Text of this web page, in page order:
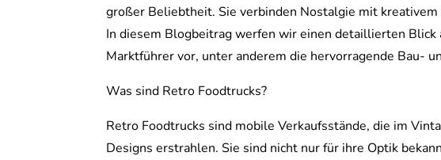
großer Beliebtheit. Sie verbinden Nostalgie mit
In diesem Blogbeitrag werfen wir einen detaillierten
Marktführer vor, unter anderem die hervorragende Bau-
Was sind Retro Foodtrucks?
Retro Foodtrucks sind mobile Verkaufsstände, die im
Designs erstrahlen. Sie sind nicht nur für ihre Optik